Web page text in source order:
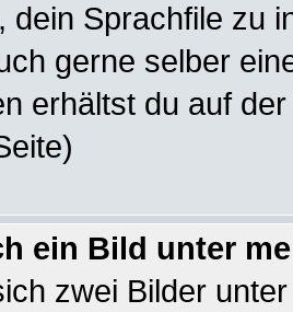
dein Sprachfile zu
gerne selber
erhältst du auf
ein Bild unter
zwei Bilder